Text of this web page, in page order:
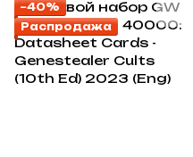
−40%
Распродажа